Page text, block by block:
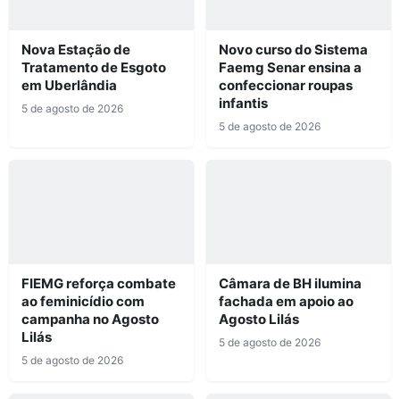
Nova Estação de
Tratamento de Esgoto
em Uberlândia
5 de agosto de 2026
Novo curso do Sistema
Faemg Senar ensina a
confeccionar roupas
infantis
5 de agosto de 2026
FIEMG reforça combate
ao feminicídio com
campanha no Agosto
Lilás
5 de agosto de 2026
Câmara de BH ilumina
fachada em apoio ao
Agosto Lilás
5 de agosto de 2026